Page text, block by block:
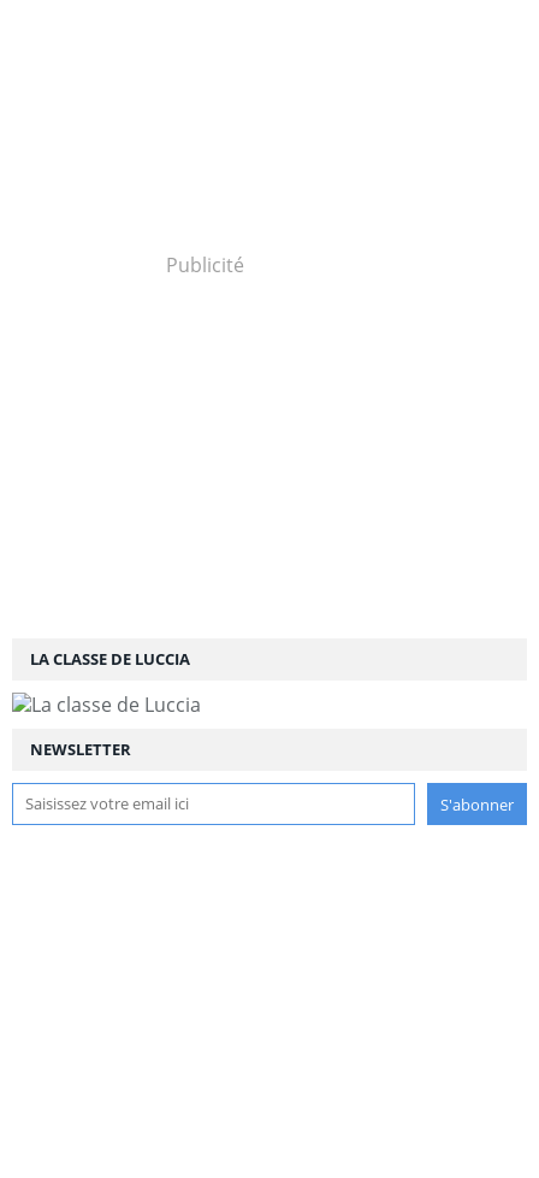
Publicité
NEWSLETTER
LA CLASSE DE LUCCIA